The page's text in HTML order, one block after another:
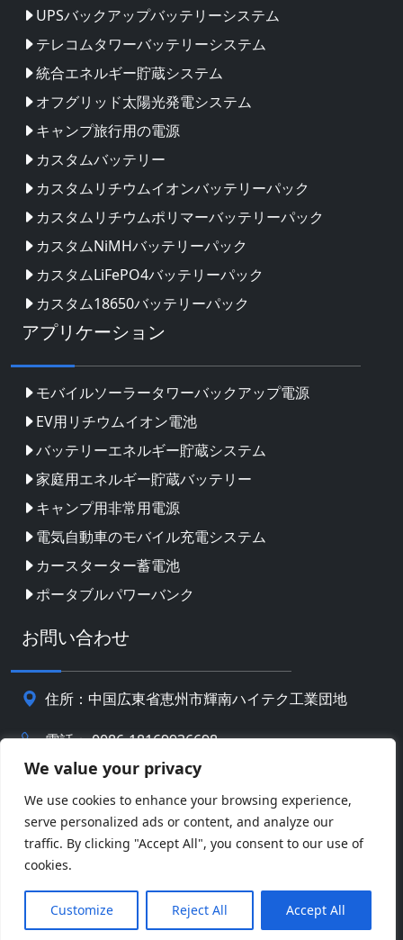
We value your privacy
We use cookies to enhance your browsing experience,
serve personalized ads or content, and analyze our
traffic. By clicking "Accept All", you consent to our use of
cookies.
Customize Reject All Accept All
UPSバックアップバッテリーシステム
テレコムタワーバッテリーシステム
統合エネルギー貯蔵システム
オフグリッド太陽光発電システム
キャンプ旅行用の電源
カスタムバッテリー
カスタムリチウムイオンバッテリーパック
カスタムリチウムポリマーバッテリーパック
カスタムNiMHバッテリーパック
カスタムLiFePO4バッテリーパック
カスタム18650バッテリーパック
アプリケーション
モバイルソーラータワーバックアップ電源
EV用リチウムイオン電池
バッテリーエネルギー貯蔵システム
家庭用エネルギー貯蔵バッテリー
キャンプ用非常用電源
電気自動車のモバイル充電システム
カースターター蓄電池
ポータブルパワーバンク
お問い合わせ
住所：中国広東省恵州市輝南ハイテク工業団地
電話： 0086-18169936698
info@jbbatterychina.com
プライバシーポリシー
ド。 全著作権所有。
LinkedInWhatsApp
共
有